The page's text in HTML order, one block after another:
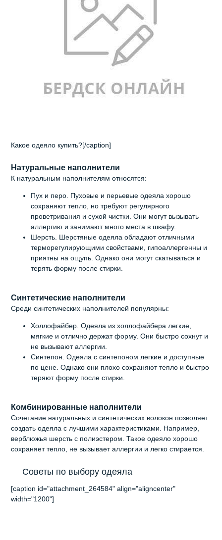
Какое одеяло купить?[/caption]
Натуральные наполнители
К натуральным наполнителям относятся:
Пух и перо. Пуховые и перьевые одеяла хорошо
сохраняют тепло, но требуют регулярного
проветривания и сухой чистки. Они могут вызывать
аллергию и занимают много места в шкафу.
Шерсть. Шерстяные одеяла обладают отличными
терморегулирующими свойствами, гипоаллергенны и
приятны на ощупь. Однако они могут скатываться и
терять форму после стирки.
Синтетические наполнители
Среди синтетических наполнителей популярны:
Холлофайбер. Одеяла из холлофайбера легкие,
мягкие и отлично держат форму. Они быстро сохнут и
не вызывают аллергии.
Синтепон. Одеяла с синтепоном легкие и доступные
по цене. Однако они плохо сохраняют тепло и быстро
теряют форму после стирки.
Комбинированные наполнители
Сочетание натуральных и синтетических волокон позволяет
создать одеяла с лучшими характеристиками. Например,
верблюжья шерсть с полиэстером. Такое одеяло хорошо
сохраняет тепло, не вызывает аллергии и легко стирается.
Советы по выбору одеяла
[caption id="attachment_264584" align="aligncenter"
width="1200"]